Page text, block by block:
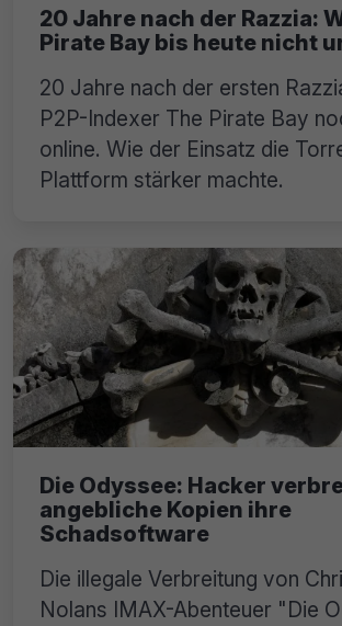
20 Jahre nach der Razzia:
Pirate Bay bis heute nicht
20 Jahre nach der ersten
P2P-Indexer The Pirate Bay
online. Wie der Einsatz die
Plattform stärker machte.
Die Odyssee: Hacker
angebliche Kopien ihre
Schadsoftware
Die illegale Verbreitung von
Nolans IMAX-Abenteuer "Die